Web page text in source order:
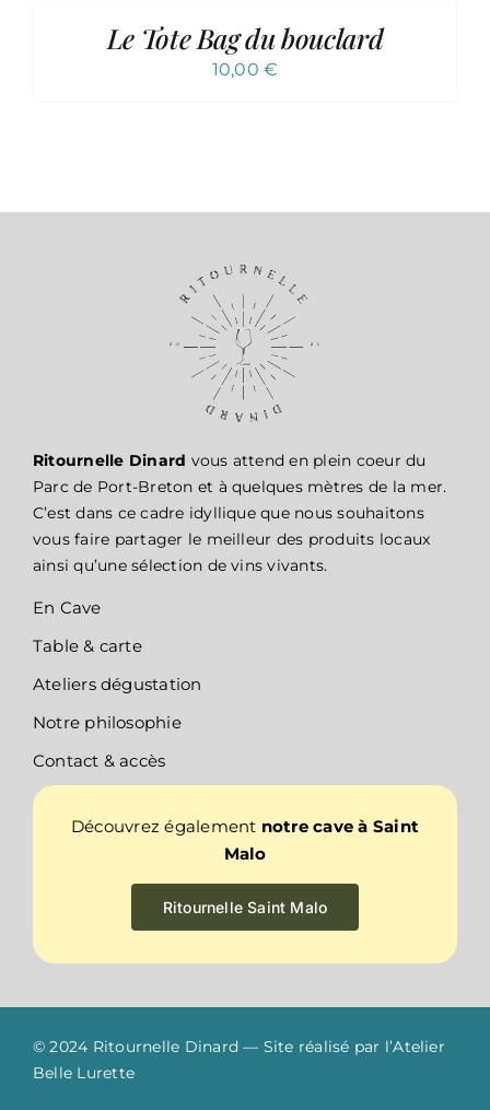
Le Tote Bag du bouclard
10,00€
Ritournelle Dinard vous attend en plein coeur du
Parc de Port-Breton et à quelques mètres de la mer.
C’est dans ce cadre idyllique que nous souhaitons
vous faire partager le meilleur des produits locaux
ainsi qu’une sélection de vins vivants.
En Cave
Table & carte
Ateliers dégustation
Notre philosophie
Contact & accès
Découvrez également notre cave à Saint
Malo
Ritournelle Saint Malo
© 2024 Ritournelle Dinard — Site réalisé par l’Atelier
Belle Lurette